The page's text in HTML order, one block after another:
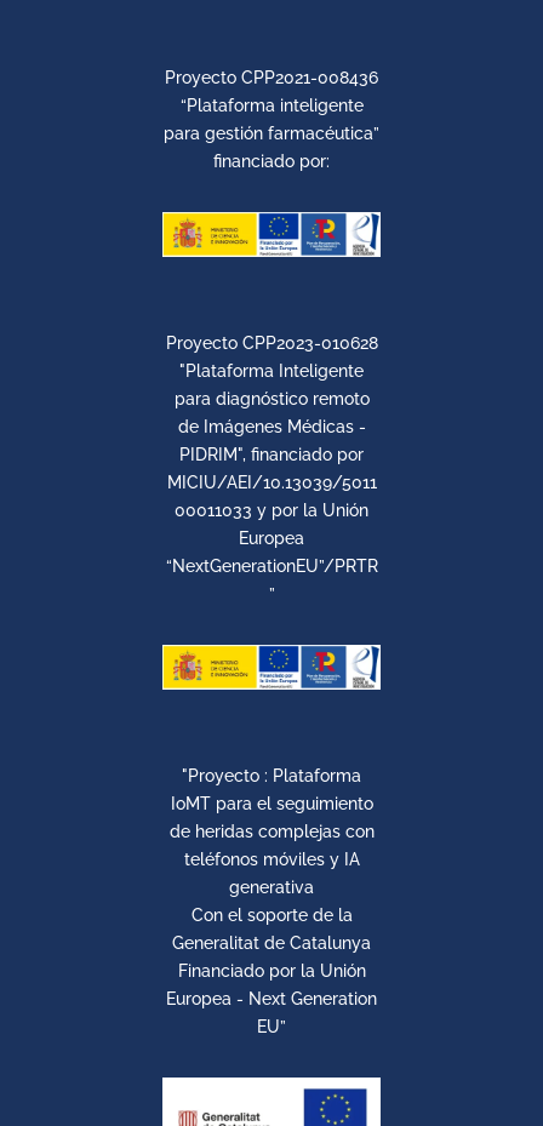
Proyecto CPP2021-008436
“Plataforma inteligente
para gestión farmacéutica”
financiado por:
Proyecto CPP2023-010628
"Plataforma Inteligente
para diagnóstico remoto
de Imágenes Médicas -
PIDRIM", financiado por
MICIU/AEI/10.13039/5011
00011033 y por la Unión
Europea
“NextGenerationEU”/PRTR
”
"Proyecto : Plataforma
IoMT para el seguimiento
de heridas complejas con
teléfonos móviles y IA
generativa
Con el soporte de la
Generalitat de Catalunya
Financiado por la Unión
Europea - Next Generation
EU”